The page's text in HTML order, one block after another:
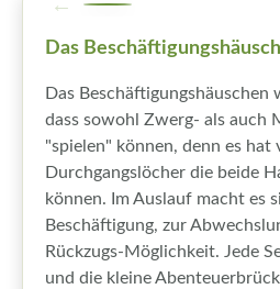
Das
Das Beschäftigungshäuschen
dass sowohl Zwerg- als auch
"spielen" können, denn es hat
Durchgangslöcher die beide
können. Im Auslauf macht es
Beschäftigung, zur
Rückzugs-Möglichkeit. Jede
und die kleine